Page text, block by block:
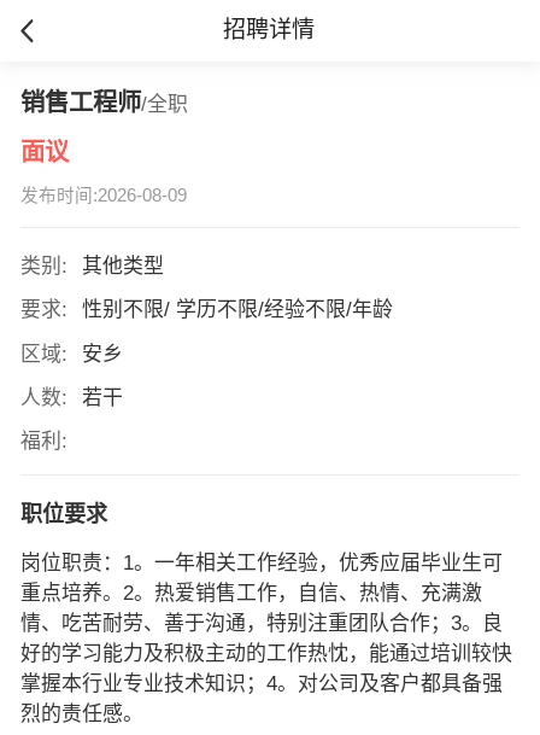
招聘详情
销售工程师/全职
面议
发布时间:2026-08-09
类别:
其他类型
要求:
性别不限/ 学历不限/经验不限/年龄
区域:
安乡
人数:
若干
福利:
职位要求
岗位职责：1。一年相关工作经验，优秀应届毕业生可
重点培养。2。热爱销售工作，自信、热情、充满激
情、吃苦耐劳、善于沟通，特别注重团队合作；3。良
好的学习能力及积极主动的工作热忱，能通过培训较快
掌握本行业专业技术知识；4。对公司及客户都具备强
烈的责任感。